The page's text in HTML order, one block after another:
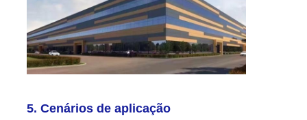
5. Cenários de aplicação